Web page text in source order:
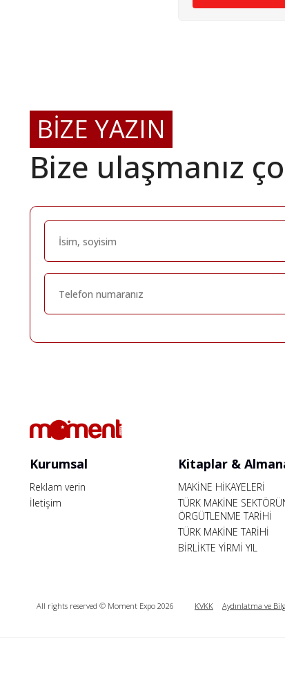
BİZE YAZIN
Bize ulaşmanız
Kurumsal
Reklam verin
İletişim
Kitaplar &
MAKİNE HİKAYELERİ
TÜRK MAKİNE
ÖRGÜTLENME TARİHİ
TÜRK MAKİNE TARİHİ
BİRLİKTE YİRMİ YIL
All rights reserved © Moment Expo 2026 KVKK Aydınlatma ve